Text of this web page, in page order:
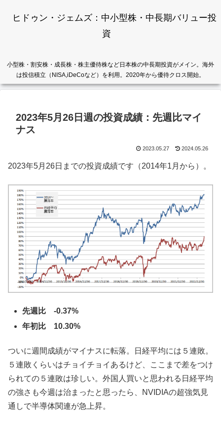
ヒドゥン・ジェムズ：中小型株・中長期バリュー投
資
小型株・割安株・成長株・株主優待株など日本株の中長期投資がメイン。海外
は投信積立（NISA,iDeCoなど）を利用。2020年から優待クロス開始。
2023年5月26日週の投資成績：先週比マイ
ナス
2023.05.27 2024.05.26
2023年5月26日までの投資成績です（2014年1月から）。
先週比 -0.37%
年初比 10.30%
ついに週間成績がマイナスに転落。日経平均には５連敗。
５連敗くらいはチョイチョイあるけど、ここまで差をつけ
られての５連敗は珍しい。外国人買いと思われる日経平均
の強さも今週は治まったと思ったら、NVIDIAの超強気見
通しで半導体関連が急上昇。